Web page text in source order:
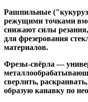
Рашпильные
режущими точками
снижают силы
для фрезерования
материалов.
Фрезы-свёрла —
сверлить,
образую канавку по